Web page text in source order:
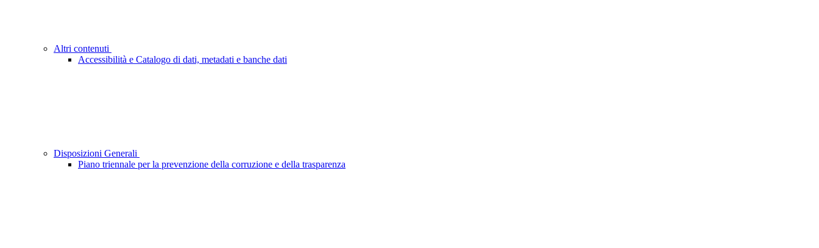
Altri contenuti
Accessibilità e Catalogo di dati, metadati e banche dati
Disposizioni Generali
Piano triennale per la prevenzione della corruzione e della trasparenza